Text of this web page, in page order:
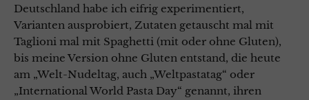
Deutschland habe ich eifrig experimentiert,
Varianten ausprobiert, Zutaten getauscht mal mit
Taglioni mal mit Spaghetti (mit oder ohne Gluten),
bis meine Version ohne Gluten entstand, die heute
am „Welt-Nudeltag, auch „Weltpastatag“ oder
„International World Pasta Day“ genannt, ihren